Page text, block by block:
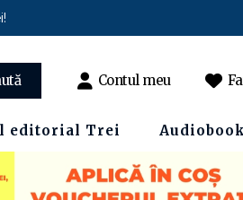
Contul meu
editorial Trei